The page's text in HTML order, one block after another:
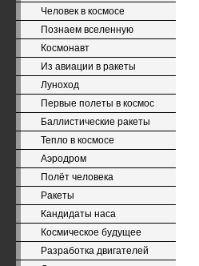
Человек в космосе
Познаем вселенную
Космонавт
Из авиации в ракеты
Луноход
Первые полеты в космос
Баллистические ракеты
Тепло в космосе
Аэродром
Полёт человека
Ракеты
Кандидаты наса
Космическое будущее
Разработка двигателей